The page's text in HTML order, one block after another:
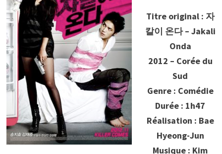
Titre original : 자
칼이 온다 – Jakali
Onda
2012 – Corée du
Sud
Genre : Comédie
Durée : 1h47
Réalisation : Bae
Hyeong-Jun
Musique : Kim